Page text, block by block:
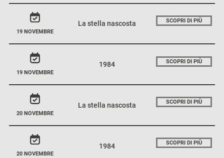
19 NOVEMBRE
La stella nascosta SCOPRI DI PIÙ
19 NOVEMBRE
1984 SCOPRI DI PIÙ
20 NOVEMBRE
La stella nascosta SCOPRI DI PIÙ
20 NOVEMBRE
1984 SCOPRI DI PIÙ